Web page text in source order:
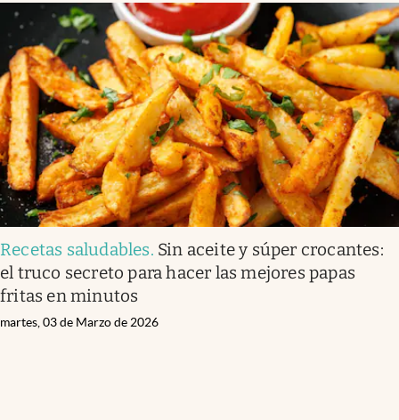
Recetas saludables. Sin aceite y súper crocantes:
el truco secreto para hacer las mejores papas
fritas en minutos
martes, 03 de Marzo de 2026